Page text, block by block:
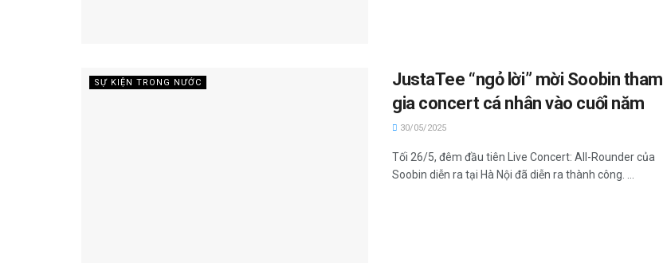
SỰ KIỆN TRONG NƯỚC
JustaTee “ngỏ lời” mời Soobin tham
gia concert cá nhân vào cuối năm
30/05/2025
Tối 26/5, đêm đầu tiên Live Concert: All-Rounder của
Soobin diễn ra tại Hà Nội đã diễn ra thành công. ...